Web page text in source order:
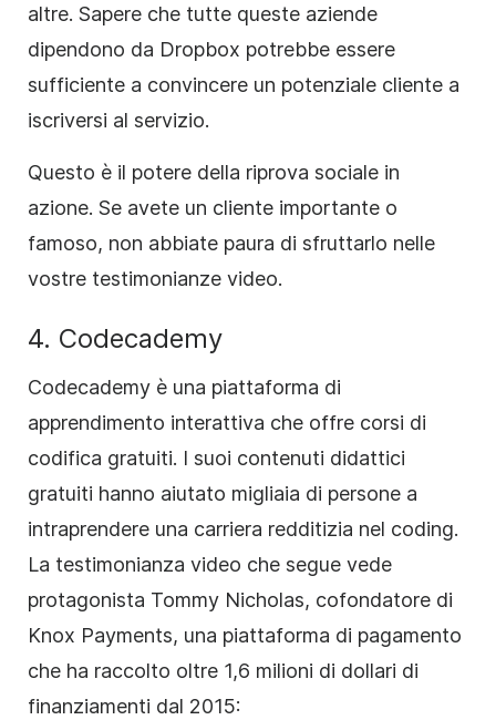
altre. Sapere che tutte queste aziende
dipendono da Dropbox potrebbe essere
sufficiente a convincere un potenziale cliente a
iscriversi al servizio.
Questo è il potere della riprova sociale in
azione. Se avete un cliente importante o
famoso, non abbiate paura di sfruttarlo nelle
vostre testimonianze video.
4. Codecademy
Codecademy è una piattaforma di
apprendimento interattiva che offre corsi di
codifica gratuiti. I suoi contenuti didattici
gratuiti hanno aiutato migliaia di persone a
intraprendere una carriera redditizia nel coding.
La testimonianza video che segue vede
protagonista Tommy Nicholas, cofondatore di
Knox Payments, una piattaforma di pagamento
che ha raccolto oltre 1,6 milioni di dollari di
finanziamenti dal 2015: